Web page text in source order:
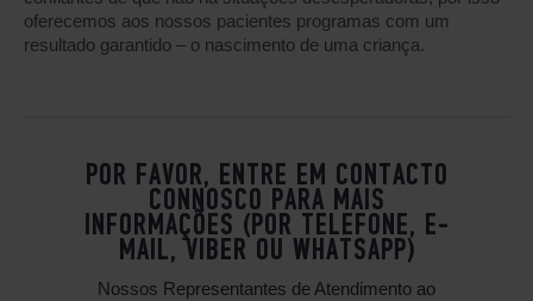
oferecemos aos nossos pacientes programas com um
resultado garantido – o nascimento de uma criança.
POR FAVOR, ENTRE EM CONTACTO
CONNOSCO PARA MAIS
INFORMAÇÕES (POR TELEFONE, E-
MAIL, VIBER OU WHATSAPP)
Nossos Representantes de Atendimento ao